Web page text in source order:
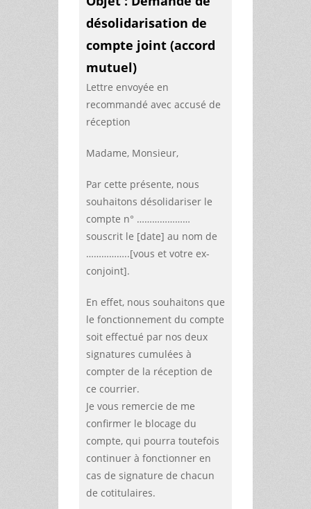
désolidarisation de
compte joint (accord
mutuel)
Lettre envoyée en
recommandé avec accusé de
réception
Madame, Monsieur,
Par cette présente, nous
souhaitons désolidariser le
compte n° …………………
souscrit le [date] au nom de
……………..[vous et votre ex-
conjoint].
En effet, nous souhaitons que
le fonctionnement du compte
soit effectué par nos deux
signatures cumulées à
compter de la réception de
ce courrier.
Je vous remercie de me
confirmer le blocage du
compte, qui pourra toutefois
continuer à fonctionner en
cas de signature de chacun
de cotitulaires.